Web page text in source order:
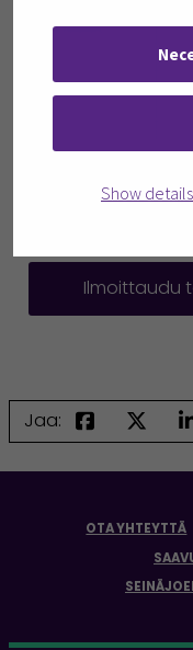
Show
Ilmoittaudu
Jaa:
OTA YHTEYTTÄ